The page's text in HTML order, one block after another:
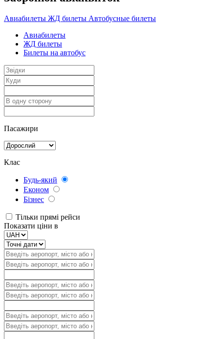
Авиабилеты ЖД билеты Автобусные билеты
Авиабилеты
ЖД билеты
Билеты на автобус
Пасажири
Клас
Будь-який
Економ
Бізнес
Тільки прямі рейси
Показати ціни в